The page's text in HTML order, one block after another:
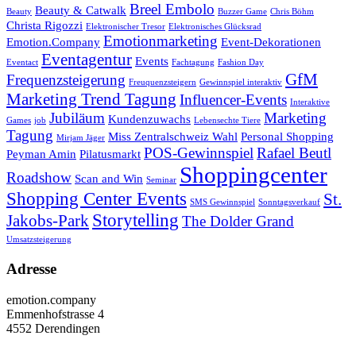
Beauty Beauty & Catwalk Breel Embolo Buzzer Game Chris Böhm
Christa Rigozzi Elektronischer Tresor Elektronisches Glücksrad
Emotion.Company Emotionmarketing Event-Dekorationen
Eventact Eventagentur Events Fachtagung Fashion Day
Frequenzsteigerung Freuquenzsteigern Gewinnspiel interaktiv GfM
Marketing Trend Tagung Influencer-Events Interaktive
Games job Jubiläum Kundenzuwachs Lebensechte Tiere Marketing
Tagung Mirjam Jäger Miss Zentralschweiz Wahl Personal Shopping
Peyman Amin Pilatusmarkt POS-GewinnspielRafael Beutl
Roadshow Scan and Win Seminar Shoppingcenter
Shopping Center Events SMS Gewinnspiel Sonntagsverkauf St.
Jakobs-Park Storytelling The Dolder Grand
Umsatzsteigerung
Adresse
emotion.company
Emmenhofstrasse 4
4552 Derendingen